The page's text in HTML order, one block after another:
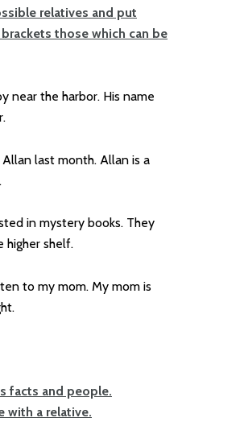
relatives and put
those which can be
near the harbor. His name
last month. Allan is a
in mystery books. They
higher shelf.
to my mom. My mom is
facts and people.
with a relative.